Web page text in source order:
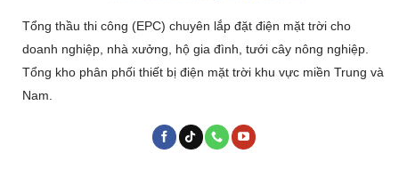
Tổng thầu thi công (EPC) chuyên lắp đặt điện mặt trời cho
doanh nghiệp, nhà xưởng, hộ gia đình, tưới cây nông nghiệp.
Tổng kho phân phối thiết bị điện mặt trời khu vực miền Trung và
Nam.